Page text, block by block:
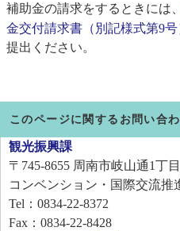
補助金の請求をするときには、
金交付請求書（別記様式第9
提出ください。
このページに関するお問い合
観光振興課
〒745-8655 周南市岐山通1丁
コンベンション・国際交流推
Tel：0834-22-8372
Fax：0834-22-8428